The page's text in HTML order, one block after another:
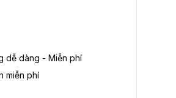
dễ dàng - Miễn phí
miễn phí